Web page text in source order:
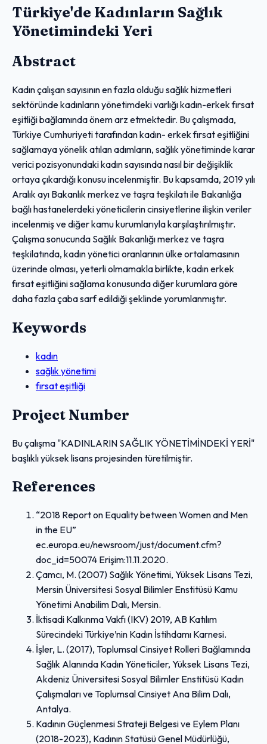
Türkiye'de Kadınların Sağlık
Yönetimindeki Yeri
Abstract
Kadın çalışan sayısının en fazla olduğu sağlık hizmetleri
sektöründe kadınların yönetimdeki varlığı kadın-erkek fırsat
eşitliği bağlamında önem arz etmektedir. Bu çalışmada,
Türkiye Cumhuriyeti tarafından kadın- erkek fırsat eşitliğini
sağlamaya yönelik atılan adımların, sağlık yönetiminde karar
verici pozisyonundaki kadın sayısında nasıl bir değişiklik
ortaya çıkardığı konusu incelenmiştir. Bu kapsamda, 2019 yılı
Aralık ayı Bakanlık merkez ve taşra teşkilatı ile Bakanlığa
bağlı hastanelerdeki yöneticilerin cinsiyetlerine ilişkin veriler
incelenmiş ve diğer kamu kurumlarıyla karşılaştırılmıştır.
Çalışma sonucunda Sağlık Bakanlığı merkez ve taşra
teşkilatında, kadın yönetici oranlarının ülke ortalamasının
üzerinde olması, yeterli olmamakla birlikte, kadın erkek
fırsat eşitliğini sağlama konusunda diğer kurumlara göre
daha fazla çaba sarf edildiği şeklinde yorumlanmıştır.
Keywords
kadın
sağlık yönetimi
fırsat eşitliği
Project Number
Bu çalışma "KADINLARIN SAĞLIK YÖNETİMİNDEKİ YERİ"
başlıklı yüksek lisans projesinden türetilmiştir.
References
“2018 Report on Equality between Women and Men
in the EU”
ec.europa.eu/newsroom/just/document.cfm?
doc_id=50074 Erişim:11.11.2020.
Çamcı, M. (2007) Sağlık Yönetimi, Yüksek Lisans Tezi,
Mersin Üniversitesi Sosyal Bilimler Enstitüsü Kamu
Yönetimi Anabilim Dalı, Mersin.
İktisadi Kalkınma Vakfı (IKV) 2019, AB Katılım
Sürecindeki Türkiye’nin Kadın İstihdamı Karnesi.
İşler, L. (2017), Toplumsal Cinsiyet Rolleri Bağlamında
Sağlık Alanında Kadın Yöneticiler, Yüksek Lisans Tezi,
Akdeniz Üniversitesi Sosyal Bilimler Enstitüsü Kadın
Çalışmaları ve Toplumsal Cinsiyet Ana Bilim Dalı,
Antalya.
Kadının Güçlenmesi Strateji Belgesi ve Eylem Planı
(2018-2023), Kadının Statüsü Genel Müdürlüğü,